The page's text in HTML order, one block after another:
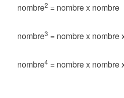
nombre2 = nombre x nombre
nombre3 = nombre x nombre
nombre4 = nombre x nombre